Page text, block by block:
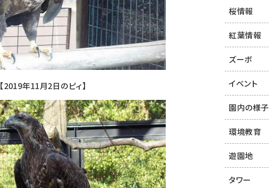
【2019年11月2日のピィ】
桜情報
紅葉情報
ズーボ
イベント
園内の様子
環境教育
遊園地
タワー